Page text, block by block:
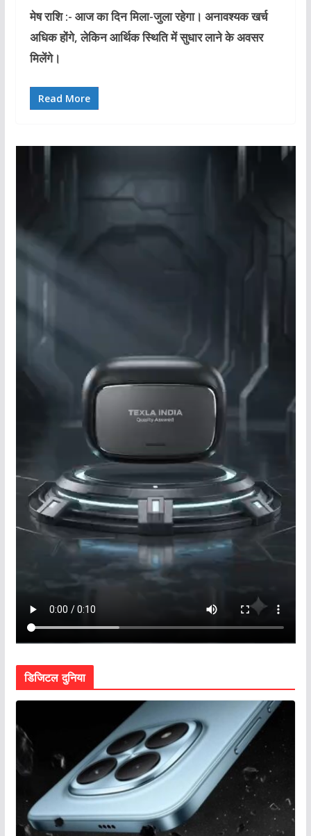
मेष राशि :- आज का दिन मिला-जुला रहेगा। अनावश्यक खर्च
अधिक होंगे, लेकिन आर्थिक स्थिति में सुधार लाने के अवसर
मिलेंगे।
Read More
डिजिटल दुनिया